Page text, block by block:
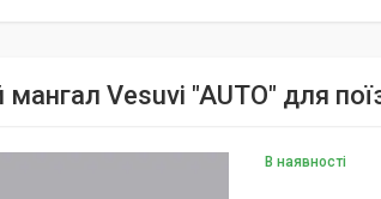
Vesuvi "AUTO" для
В наявності